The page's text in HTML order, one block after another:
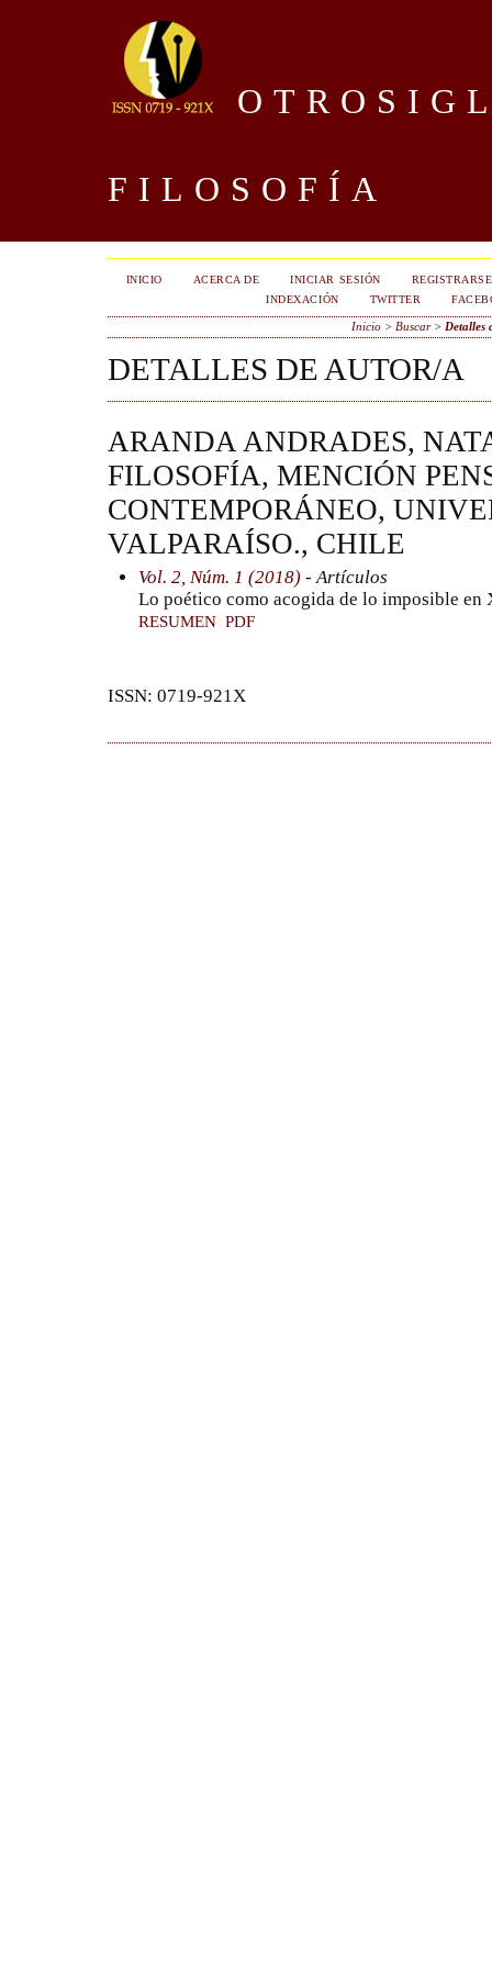
FILOSOFÍA
INICIO ACERCA DE INICIAR SESIÓN
REGISTRARSE
INDEXACIÓN
TWITTER
Inicio > Buscar> Detalles
DETALLES DE AUTOR/A
ARANDA ANDRADES,
FILOSOFÍA, MENCIÓN
CONTEMPORÁNEO,
VALPARAÍSO., CHILE
Vol. 2, Núm. 1 (2018) - Artículos
Lo poético como acogida de lo imposible en
RESUMEN PDF
ISSN: 0719-921X